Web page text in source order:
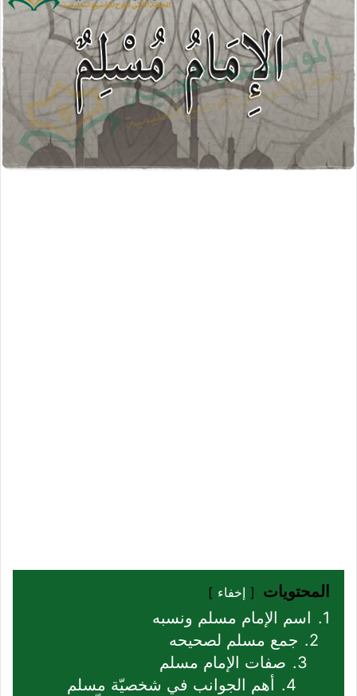
المحتويات إخفاء
1.
اسم الإمام مسلم ونسبه
2.
جمع مسلم لصحيحه
3.
صفات الإمام مسلم
4.
أهم الجوانب في شخصيّة مسلم